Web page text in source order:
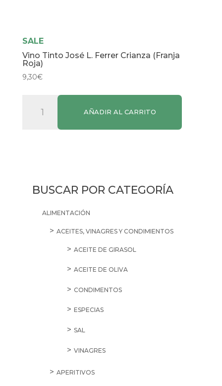
SALE
Vino Tinto José L. Ferrer Crianza (Franja
Roja)
9,30€
Tinto
Roja)
cantidad
AÑADIR AL CARRITO
BUSCAR POR CATEGORÍA
ALIMENTACIÓN
ACEITES, VINAGRES Y CONDIMIENTOS
ACEITE DE GIRASOL
ACEITE DE OLIVA
CONDIMENTOS
ESPECIAS
SAL
VINAGRES
APERITIVOS